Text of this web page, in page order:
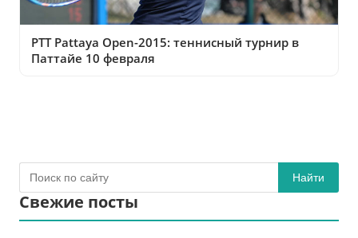
PTT Pattaya Open-2015: теннисный турнир в
Паттайе 10 февраля
Найти
Свежие посты